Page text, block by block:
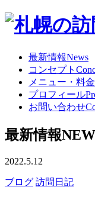
最新情報News
コンセプト
メニュー・料金
プロフィール
お問い合わせ
最新情報
2022.5.12
ブログ 訪問日記